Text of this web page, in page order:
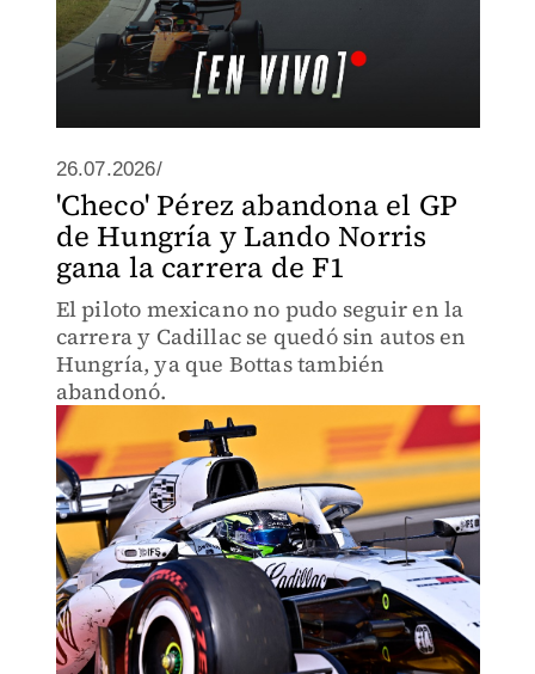
26.07.2026/
'Checo' Pérez abandona el GP
de Hungría y Lando Norris
gana la carrera de F1
El piloto mexicano no pudo seguir en la
carrera y Cadillac se quedó sin autos en
Hungría, ya que Bottas también
abandonó.